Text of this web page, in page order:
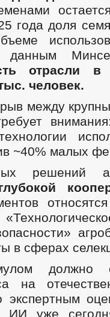
года доля
отрасли
человек.
между
~40% малых
решений
в сферах
должно
на
ИИ уже